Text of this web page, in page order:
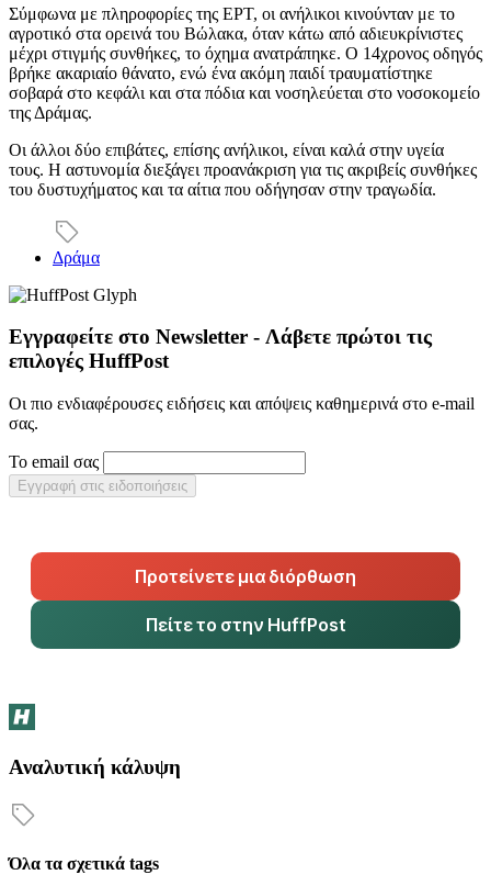
Σύμφωνα με πληροφορίες της ΕΡΤ, οι ανήλικοι κινούνταν με το
αγροτικό στα ορεινά του Βώλακα, όταν κάτω από αδιευκρίνιστες
μέχρι στιγμής συνθήκες, το όχημα ανατράπηκε. Ο 14χρονος οδηγός
βρήκε ακαριαίο θάνατο, ενώ ένα ακόμη παιδί τραυματίστηκε
σοβαρά στο κεφάλι και στα πόδια και νοσηλεύεται στο νοσοκομείο
της Δράμας.
Οι άλλοι δύο επιβάτες, επίσης ανήλικοι, είναι καλά στην υγεία
τους. Η αστυνομία διεξάγει προανάκριση για τις ακριβείς συνθήκες
του δυστυχήματος και τα αίτια που οδήγησαν στην τραγωδία.
Δράμα
Εγγραφείτε στο Newsletter - Λάβετε πρώτοι τις
επιλογές HuffPost
Οι πιο ενδιαφέρουσες ειδήσεις και απόψεις καθημερινά στο e-mail
σας.
Το email σας
Εγγραφή στις ειδοποιήσεις
Προτείνετε μια διόρθωση
Πείτε το στην HuffPost
Αναλυτική κάλυψη
Όλα τα σχετικά tags